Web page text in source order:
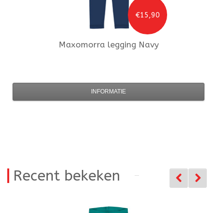
€15,90
Maxomorra legging Navy
INFORMATIE
Recent bekeken